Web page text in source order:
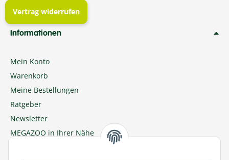
Vertrag widerrufen
Informationen
Mein Konto
Warenkorb
Meine Bestellungen
Ratgeber
Newsletter
MEGAZOO in Ihrer Nähe
Zu MEGAZOO-nord.de wechseln